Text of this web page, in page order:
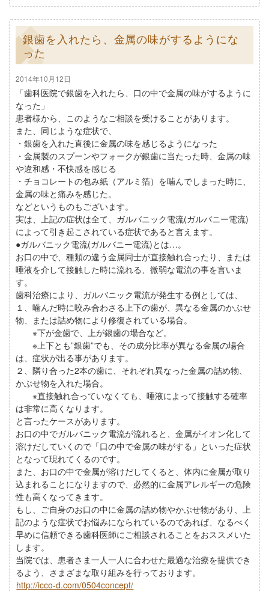
銀歯を入れたら、金属の味がするようにな
った
2014年10月12日
「歯科医院で銀歯を入れたら、口の中で金属の味がするように
なった」
患者様から、このようなご相談を受けることがあります。
また、同じような症状で、
・銀歯を入れた直後に金属の味を感じるようになった
・金属製のスプーンやフォークが銀歯に当たった時、金属の味
や違和感・不快感を感じる
・チョコレートの包み紙（アルミ箔）を噛んでしまった時に、
金属の味と痛みを感じた。
などというものもございます。
実は、上記の症状は全て、ガルバニック電流(ガルバニー電流)
によって引き起こされている症状であると言えます。
●ガルバニック電流(ガルバニー電流)とは…。
お口の中で、種類の違う金属同士が直接触れ合ったり、または
唾液を介して接触した時に流れる、微弱な電流の事を言いま
す。
歯科治療により、ガルバニック電流が発生する例としては、
１、噛んだ時に咬み合わさる上下の歯が、異なる金属のかぶせ
物、または詰め物により修復されている場合。
※下が金歯で、上が銀歯の場合など。
※上下とも”銀歯”でも、その成分比率が異なる金属の場合
は、症状が出る事があります。
２、隣り合った2本の歯に、それぞれ異なった金属の詰め物、
かぶせ物を入れた場合。
※直接触れ合っていなくても、唾液によって接触する確率
は非常に高くなります。
と言ったケースがあります。
お口の中でガルバニック電流が流れると、金属がイオン化して
溶けだしていくので「口の中で金属の味がする」といった症状
となって現れてくるのです。
また、お口の中で金属が溶けだしてくると、体内に金属が取り
込まれることになりますので、必然的に金属アレルギーの危険
性も高くなってきます。
もし、ご自身のお口の中に金属の詰め物やかぶせ物があり、上
記のような症状でお悩みになられているのであれば、なるべく
早めに信頼できる歯科医師にご相談されることをおススメいた
します。
当院では、患者さま一人一人に合わせた最適な治療を提供でき
るよう、さまざまな取り組みを行っております。
http://icco-d.com/0504concept/